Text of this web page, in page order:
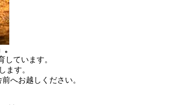
ています。
ます。
へお越しください。